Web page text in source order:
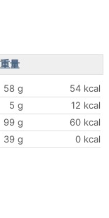
量
58 g
54 kcal
5 g
12 kcal
99 g
60 kcal
39 g 0 kcal